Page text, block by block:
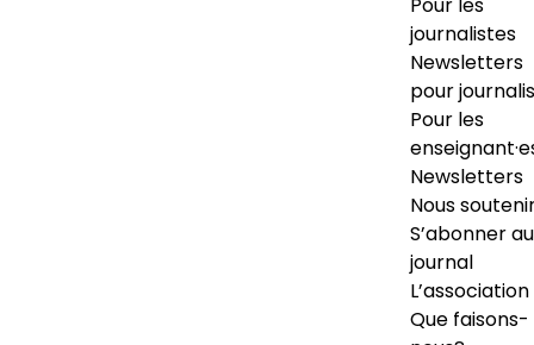
journalistes
Newsletters
pour
Pour les
Newsletters
Nous
S’abonner au
journal
L’association
Que faisons-